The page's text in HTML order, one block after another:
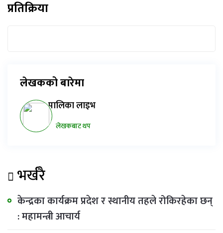
प्रतिक्रिया
लेखकको बारेमा
पालिका लाइभ
लेखकबाट थप
भर्खरै
केन्द्रका कार्यक्रम प्रदेश र स्थानीय तहले रोकिरहेका छन्
: महामन्त्री आचार्य